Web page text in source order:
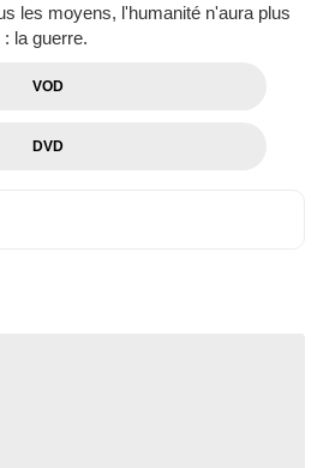
les moyens, l'humanité n'aura plus
la guerre.
VOD
DVD